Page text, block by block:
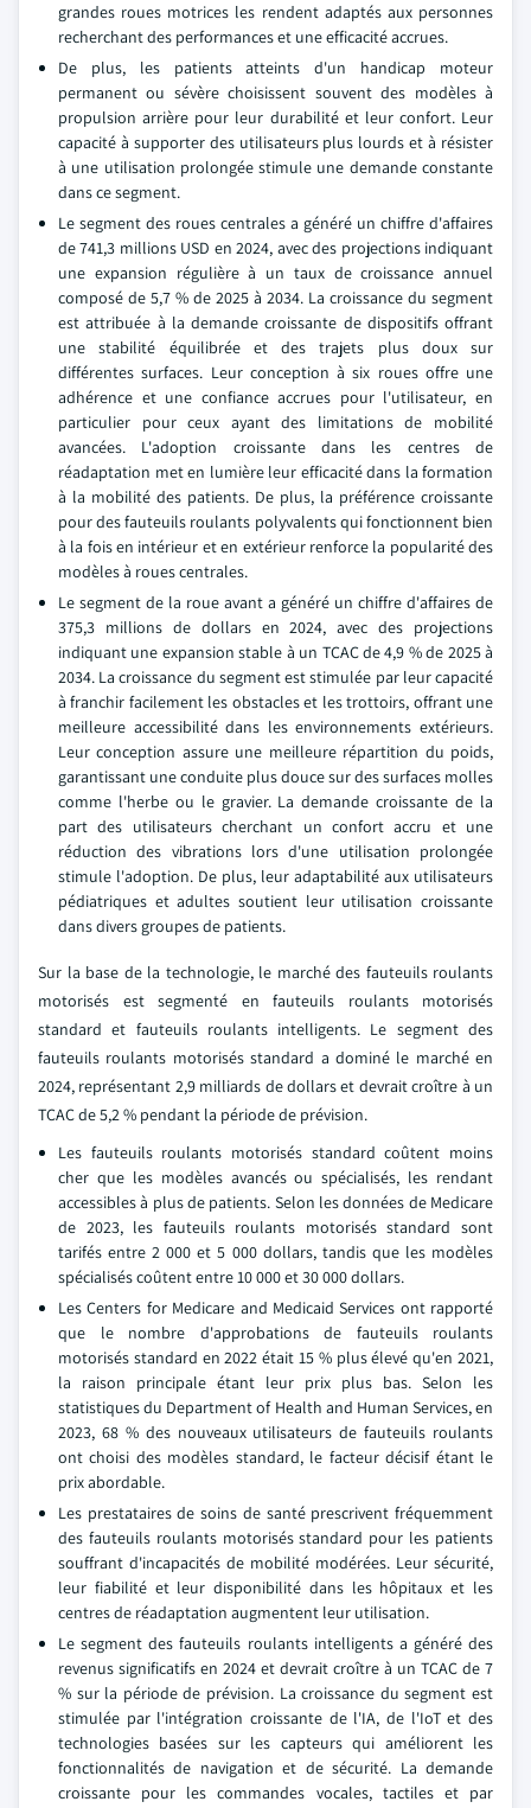
grandes roues motrices les rendent adaptés aux personnes
recherchant des performances et une efficacité accrues.
De plus, les patients atteints d'un handicap moteur
permanent ou sévère choisissent souvent des modèles à
propulsion arrière pour leur durabilité et leur confort. Leur
capacité à supporter des utilisateurs plus lourds et à résister
à une utilisation prolongée stimule une demande constante
dans ce segment.
Le segment des roues centrales a généré un chiffre d'affaires
de 741,3 millions USD en 2024, avec des projections indiquant
une expansion régulière à un taux de croissance annuel
composé de 5,7 % de 2025 à 2034. La croissance du segment
est attribuée à la demande croissante de dispositifs offrant
une stabilité équilibrée et des trajets plus doux sur
différentes surfaces. Leur conception à six roues offre une
adhérence et une confiance accrues pour l'utilisateur, en
particulier pour ceux ayant des limitations de mobilité
avancées. L'adoption croissante dans les centres de
réadaptation met en lumière leur efficacité dans la formation
à la mobilité des patients. De plus, la préférence croissante
pour des fauteuils roulants polyvalents qui fonctionnent bien
à la fois en intérieur et en extérieur renforce la popularité des
modèles à roues centrales.
Le segment de la roue avant a généré un chiffre d'affaires de
375,3 millions de dollars en 2024, avec des projections
indiquant une expansion stable à un TCAC de 4,9 % de 2025 à
2034. La croissance du segment est stimulée par leur capacité
à franchir facilement les obstacles et les trottoirs, offrant une
meilleure accessibilité dans les environnements extérieurs.
Leur conception assure une meilleure répartition du poids,
garantissant une conduite plus douce sur des surfaces molles
comme l'herbe ou le gravier. La demande croissante de la
part des utilisateurs cherchant un confort accru et une
réduction des vibrations lors d'une utilisation prolongée
stimule l'adoption. De plus, leur adaptabilité aux utilisateurs
pédiatriques et adultes soutient leur utilisation croissante
dans divers groupes de patients.
Sur la base de la technologie, le marché des fauteuils roulants
motorisés est segmenté en fauteuils roulants motorisés
standard et fauteuils roulants intelligents. Le segment des
fauteuils roulants motorisés standard a dominé le marché en
2024, représentant 2,9 milliards de dollars et devrait croître à un
TCAC de 5,2 % pendant la période de prévision.
Les fauteuils roulants motorisés standard coûtent moins
cher que les modèles avancés ou spécialisés, les rendant
accessibles à plus de patients. Selon les données de Medicare
de 2023, les fauteuils roulants motorisés standard sont
tarifés entre 2 000 et 5 000 dollars, tandis que les modèles
spécialisés coûtent entre 10 000 et 30 000 dollars.
Les Centers for Medicare and Medicaid Services ont rapporté
que le nombre d'approbations de fauteuils roulants
motorisés standard en 2022 était 15 % plus élevé qu'en 2021,
la raison principale étant leur prix plus bas. Selon les
statistiques du Department of Health and Human Services, en
2023, 68 % des nouveaux utilisateurs de fauteuils roulants
ont choisi des modèles standard, le facteur décisif étant le
prix abordable.
Les prestataires de soins de santé prescrivent fréquemment
des fauteuils roulants motorisés standard pour les patients
souffrant d'incapacités de mobilité modérées. Leur sécurité,
leur fiabilité et leur disponibilité dans les hôpitaux et les
centres de réadaptation augmentent leur utilisation.
Le segment des fauteuils roulants intelligents a généré des
revenus significatifs en 2024 et devrait croître à un TCAC de 7
% sur la période de prévision. La croissance du segment est
stimulée par l'intégration croissante de l'IA, de l'IoT et des
technologies basées sur les capteurs qui améliorent les
fonctionnalités de navigation et de sécurité. La demande
croissante pour les commandes vocales, tactiles et par